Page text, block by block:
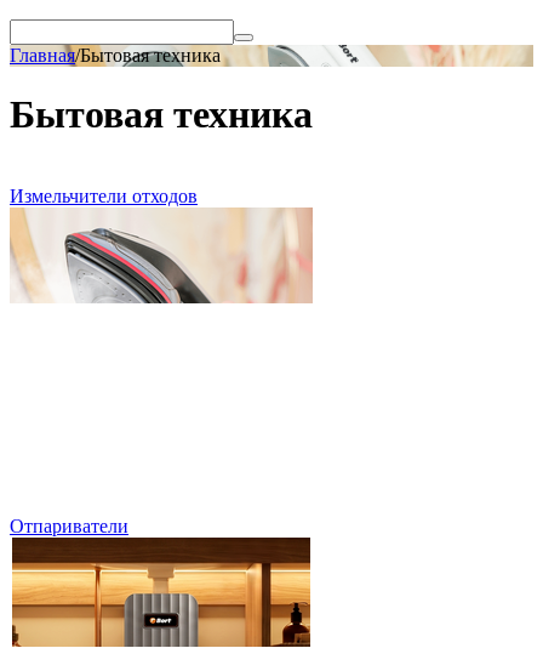
Главная/Бытовая техника
Бытовая техника
Измельчители отходов
Отпариватели